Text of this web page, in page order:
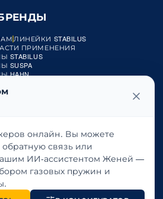
ЛИНЕЙКИ STABILUS
ПРИМЕНЕНИЯ
SUSPA
HAHN
ПУБЛИЧНАЯ ОФЕРТА
ПЕРСОНАЛЬНЫХ ДАННЫХ
COOKIES
онлайн. Вы можете
обратную связь или
ИИ-ассистентом Женей —
газовых пружин и